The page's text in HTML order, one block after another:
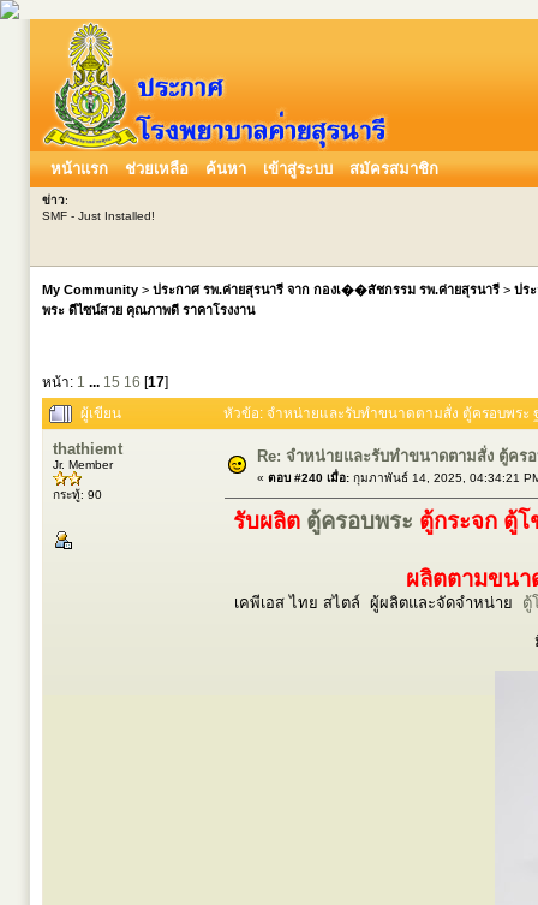
หน้าแรก ช่วยเหลือ ค้นหา เข้าสู่ระบบ สมัครสมาชิก
ข่าว:
SMF - Just Installed!
My Community > ประกาศ รพ.ค่ายสุรนารี จาก กองเ��สัชกรรม รพ.ค่ายสุรนารี > ปร
พระ ดีไซน์สวย คุณภาพดี ราคาโรงงาน
หน้า: 1 ... 15 16 [17]
ผู้เขียน
หัวข้อ: จำหน่ายและรับทำขนาดตามสั่ง ตู้ครอบพระ
thathiemt
Jr. Member
กระทู้: 90
Re: จำหน่ายและรับทำขนาดตามสั่ง ตู้คร
« ตอบ #240 เมื่อ: กุมภาพันธ์ 14, 2025, 04:34:21
รับผลิต ตู้ครอบพระ ตู้กระจก ตู้โ
ผลิตตามขนา
เคพีเอส ไทย สไตล์ ผู้ผลิตและจัดจำหน่าย ตู้